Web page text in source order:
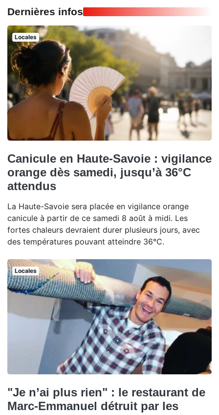
Dernières infos
Locales
Canicule en Haute-Savoie : vigilance
orange dès samedi, jusqu’à 36°C
attendus
La Haute-Savoie sera placée en vigilance orange
canicule à partir de ce samedi 8 août à midi. Les
fortes chaleurs devraient durer plusieurs jours, avec
des températures pouvant atteindre 36°C.
Locales
"Je n’ai plus rien" : le restaurant de
Marc-Emmanuel détruit par les